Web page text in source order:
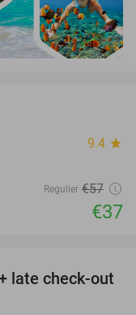
9.4 star
Regulier €57
€37
41%
late check-out